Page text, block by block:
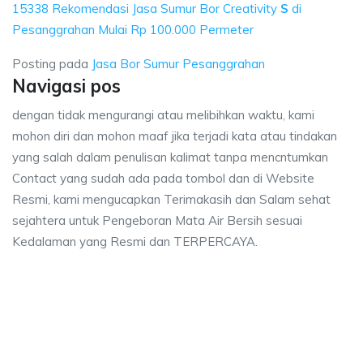
15338 Rekomendasi Jasa Sumur Bor Creativity S di
Pesanggrahan Mulai Rp 100.000 Permeter
Posting pada Jasa Bor Sumur Pesanggrahan
Navigasi pos
dengan tidak mengurangi atau melibihkan waktu, kami
mohon diri dan mohon maaf jika terjadi kata atau tindakan
yang salah dalam penulisan kalimat tanpa mencntumkan
Contact yang sudah ada pada tombol dan di Website
Resmi, kami mengucapkan Terimakasih dan Salam sehat
sejahtera untuk Pengeboran Mata Air Bersih sesuai
Kedalaman yang Resmi dan TERPERCAYA.